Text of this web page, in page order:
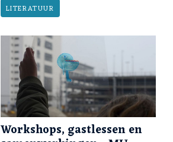
LITERATUUR
Workshops, gastlessen en